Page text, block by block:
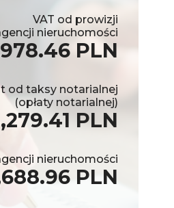
VAT od prowizji
nieruchomości
PLN
od taksy notarialnej
(opłaty notarialnej)
PLN
nieruchomości
PLN